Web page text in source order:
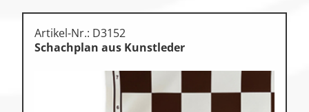
Artikel-Nr.: D3152
Schachplan aus Kunstleder